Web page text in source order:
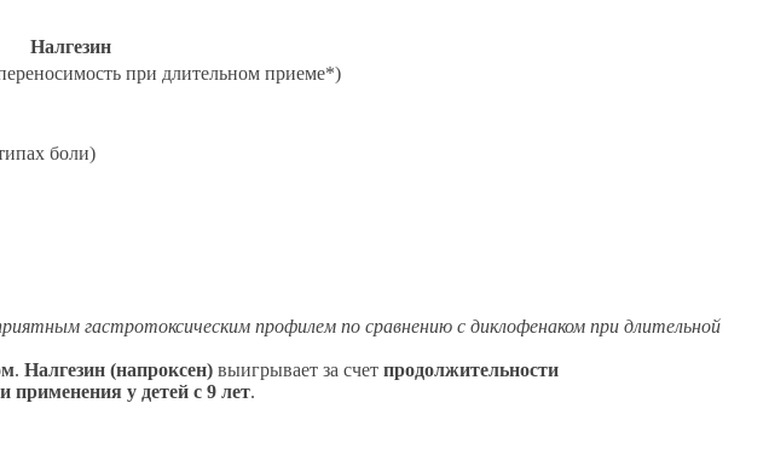
Налгезин
при длительном приеме*)
боли)
гастротоксическим профилем по сравнению с диклофенаком при длительной
. Налгезин (напроксен) выигрывает за счет продолжительности
применения у детей с 9 лет.